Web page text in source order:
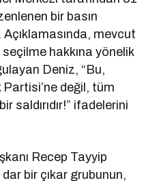
bir basın
mevcut
hakkına yönelik
Deniz, “Bu,
değil, tüm
saldırıdır!” ifadelerini
Recep Tayyip
bir çıkar grubunun,